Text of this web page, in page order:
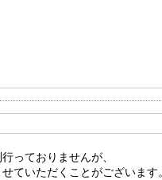
っておりませんが、
ていただくことがございます。